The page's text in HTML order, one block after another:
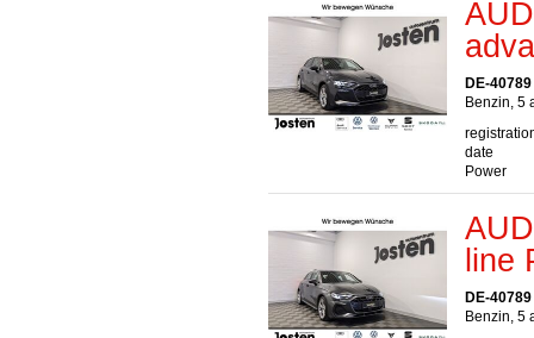
DE-
Benzin, 5
date
Power
line
DE-
Benzin, 5